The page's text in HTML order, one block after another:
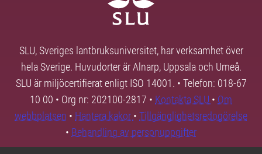
SLU, Sveriges lantbruksuniversitet, har verksamhet över
hela Sverige. Huvudorter är Alnarp, Uppsala och Umeå.
SLU är miljöcertifierat enligt ISO 14001. • Telefon: 018-67
10 00 • Org nr: 202100-2817 • Kontakta SLU • Om
webbplatsen • Hantera kakor • Tillgänglighetsredogörelse
• Behandling av personuppgifter